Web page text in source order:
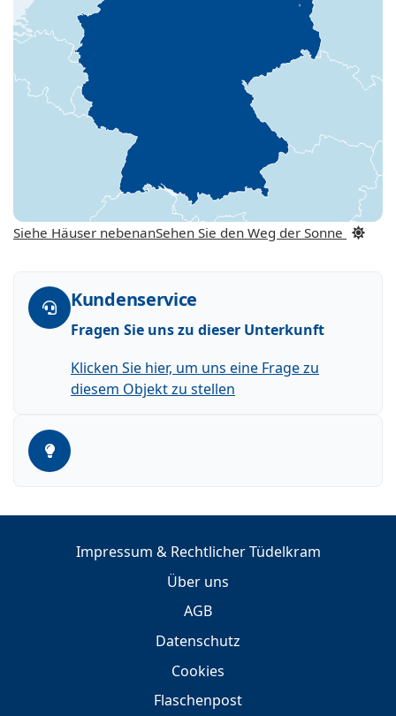
Siehe Häuser nebenanSehen Sie den Weg der Sonne
Kundenservice
Fragen Sie uns zu dieser Unterkunft
Klicken Sie hier, um uns eine Frage zu
diesem Objekt zu stellen
Impressum & Rechtlicher Tüdelkram
Über uns
AGB
Datenschutz
Cookies
Flaschenpost